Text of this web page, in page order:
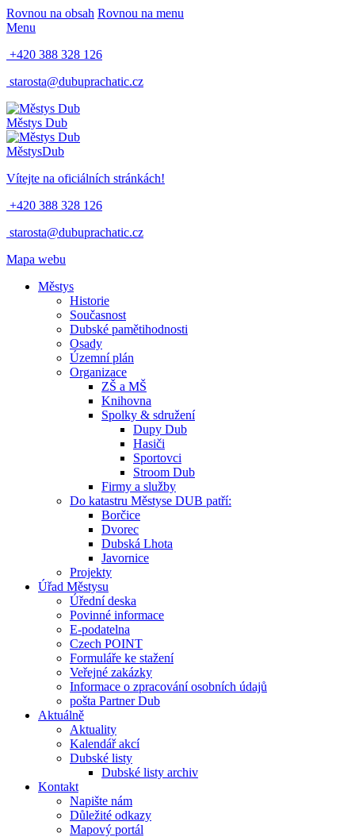
Rovnou na obsah Rovnou na menu
Menu
+420 388 328 126
starosta@dubuprachatic.cz
Městys Dub
MěstysDub
Vítejte na oficiálních stránkách!
+420 388 328 126
starosta@dubuprachatic.cz
Mapa webu
Městys
Historie
Současnost
Dubské pamětihodnosti
Osady
Územní plán
Organizace
ZŠ a MŠ
Knihovna
Spolky & sdružení
Dupy Dub
Hasiči
Sportovci
Stroom Dub
Firmy a služby
Do katastru Městyse DUB patří:
Borčice
Dvorec
Dubská Lhota
Javornice
Projekty
Úřad Městysu
Úřední deska
Povinné informace
E-podatelna
Czech POINT
Formuláře ke stažení
Veřejné zakázky
Informace o zpracování osobních údajů
pošta Partner Dub
Aktuálně
Aktuality
Kalendář akcí
Dubské listy
Dubské listy archiv
Kontakt
Napište nám
Důležité odkazy
Mapový portál